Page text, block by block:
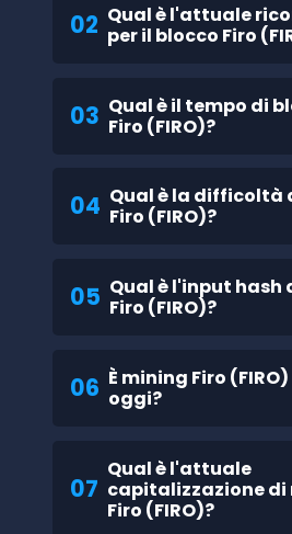
02 Qual è l'attuale
per il blocco Firo
03 Qual è il tempo di
Firo (FIRO)?
04 Qual è la difficoltà
Firo (FIRO)?
05 Qual è l'input hash
Firo (FIRO)?
06 È mining Firo
oggi?
07
Qual è l'attuale
capitalizzazione di
Firo (FIRO)?